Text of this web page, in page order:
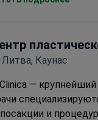
Литва, Каунас
—
и